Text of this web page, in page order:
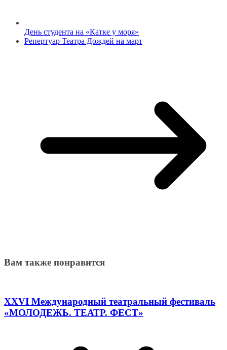
День студента на «Катке у моря»
Репертуар Театра Дождей на март
Вам также понравится
XXVI Международный театральный фестиваль
«МОЛОДЕЖЬ. ТЕАТР. ФЕСТ»